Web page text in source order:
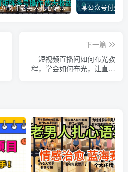
AI制作老男人扎心语录，5分钟一条，操作简单，流量非常大，保姆级教程
下一篇
短视频直播间如何布光教
程，学会如何布光，让直播